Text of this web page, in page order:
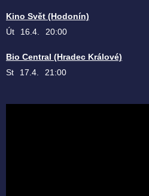
Kino Svět (Hodonín)
Út
16.4. 20:00
Bio Central (Hradec Králové)
St
17.4. 21:00